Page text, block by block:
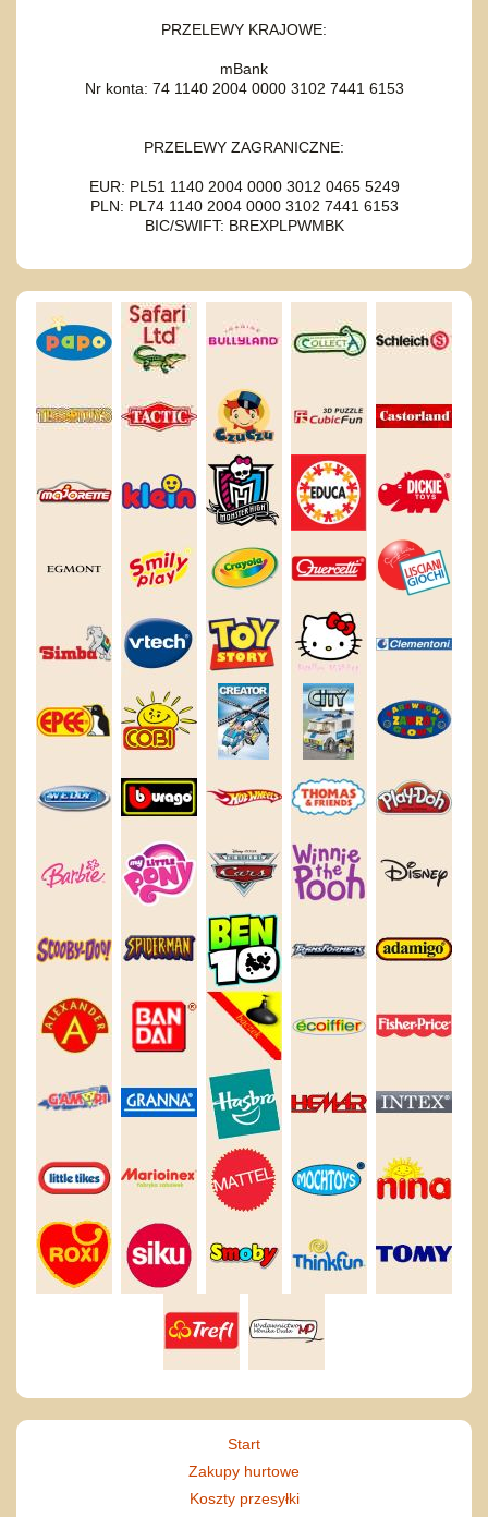
PRZELEWY KRAJOWE:
mBank
Nr konta: 74 1140 2004 0000 3102 7441 6153
PRZELEWY ZAGRANICZNE:
EUR: PL51 1140 2004 0000 3012 0465 5249
PLN: PL74 1140 2004 0000 3102 7441 6153
BIC/SWIFT: BREXPLPWMBK
Start
Zakupy hurtowe
Koszty przesyłki